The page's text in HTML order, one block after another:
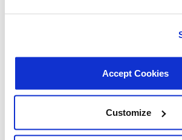
Accept Cookies
Customize
¿Quiénes son los principales
Nuestros principales clientes son